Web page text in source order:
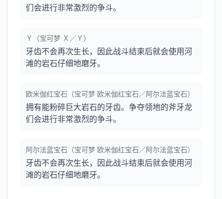
们会进行非常激烈的争斗。
Ｙ（宝可梦 Ｘ／Ｙ）
牙齿不会再次生长，因此战斗结束后就会使用河
滩的岩石仔细地磨牙。
欧米伽红宝石（宝可梦 欧米伽红宝石／阿尔法蓝宝石）
拥有能粉碎巨大岩石的牙齿。争夺领地的斧牙龙
们会进行非常激烈的争斗。
阿尔法蓝宝石（宝可梦 欧米伽红宝石／阿尔法蓝宝石）
牙齿不会再次生长，因此战斗结束后就会使用河
滩的岩石仔细地磨牙。